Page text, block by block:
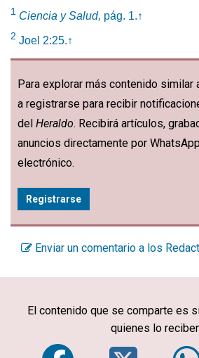
1 Ciencia y Salud, pág. 1.↑
2 Joel 2:25.↑
Para explorar más contenido similar
a registrarse para recibir
del Heraldo. Recibirá artículos,
anuncios directamente por
electrónico.
Registrarse
Enviar un comentario a los
El contenido que se comparte es
quienes lo
Facebook